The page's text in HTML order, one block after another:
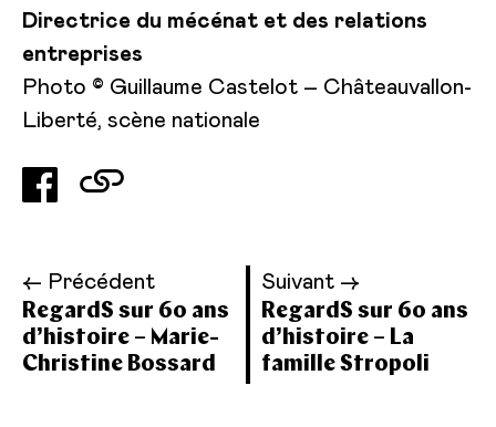
Directrice du mécénat et des relations
entreprises
Photo © Guillaume Castelot – Châteauvallon-
Liberté, scène nationale
← Précédent
RegardS sur 60 ans
d’histoire – Marie-
Christine Bossard
Suivant →
RegardS sur 60 ans
d’histoire – La
famille Stropoli